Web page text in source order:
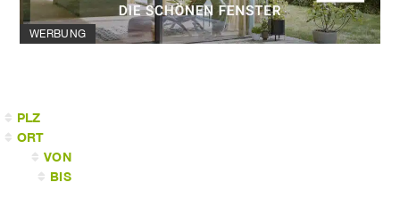
WERBUNG
PLZ
ORT
VON
BIS